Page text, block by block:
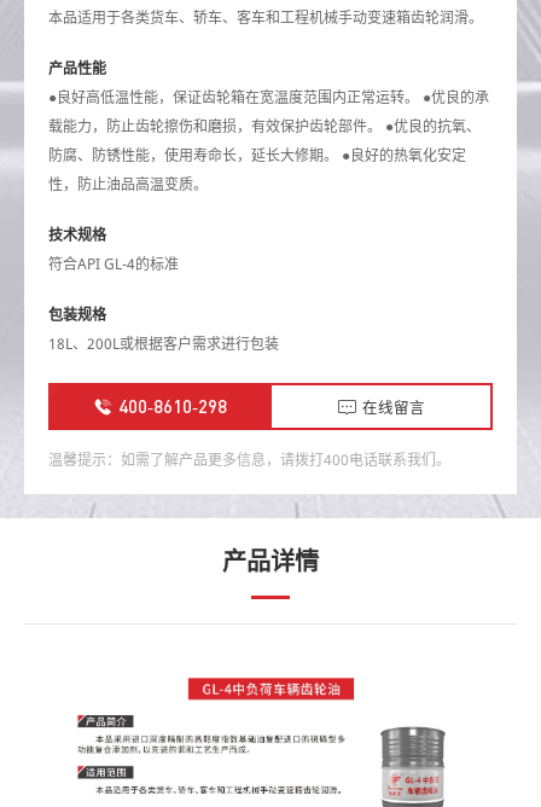
本品适用于各类货车、轿车、客车和工程机械手动变速箱齿轮润滑。
产品性能
●良好高低温性能，保证齿轮箱在宽温度范围内正常运转。 ●优良的承
载能力，防止齿轮擦伤和磨损，有效保护齿轮部件。 ●优良的抗氧、
防腐、防锈性能，使用寿命长，延长大修期。 ●良好的热氧化安定
性，防止油品高温变质。
技术规格
符合API GL-4的标准
包装规格
18L、200L或根据客户需求进行包装
400-8610-298 在线留言
温馨提示：如需了解产品更多信息，请拨打400电话联系我们。
产品详情